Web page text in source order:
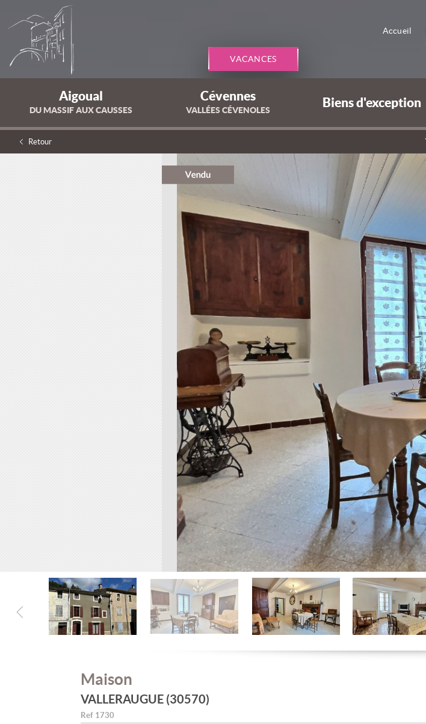
VACANCES
Accueil
Aigoual
DU MASSIF AUX CAUSSES
Cévennes
VALLÉES CÉVENOLES
Biens d'exception
Retour
Maison
VALLERAUGUE (30570)
Ref 1730